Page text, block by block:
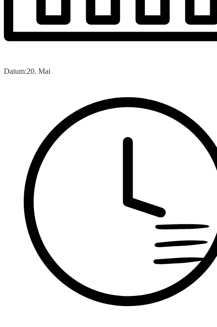
Datum:20. Mai